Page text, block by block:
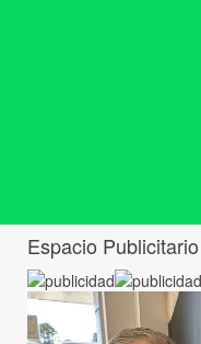
Espacio Publicitario